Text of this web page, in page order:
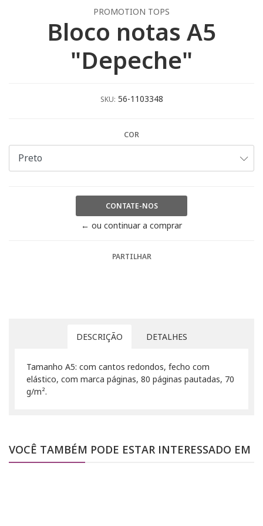
PROMOTION TOPS
Bloco notas A5
"Depeche"
SKU: 56-1103348
COR
CONTATE-NOS
← ou continuar a comprar
PARTILHAR
DESCRIÇÃO DETALHES
Tamanho A5: com cantos redondos, fecho com
elástico, com marca páginas, 80 páginas pautadas, 70
g/m².
VOCÊ TAMBÉM PODE ESTAR INTERESSADO EM